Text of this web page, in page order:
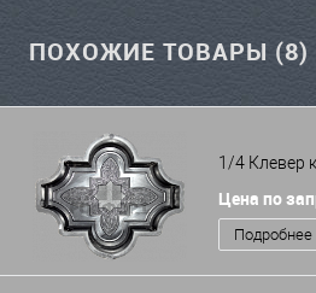
ПОХОЖИЕ ТОВАРЫ (8)
1/4 Клевер
Цена по
Подробнее